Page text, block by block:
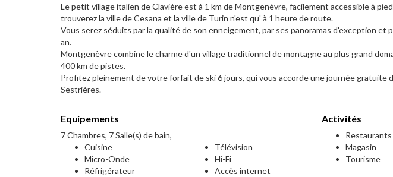
Le petit village italien de Clavière est à 1 km de Montgenèvre, facilement accessible à
trouverez la ville de Cesana et la ville de Turin n'est qu' à 1 heure de route.
Vous serez séduits par la qualité de son enneigement, par ses panoramas d'exception et
an.
Montgenèvre combine le charme d'un village traditionnel de montagne au plus grand
400 km de pistes.
​​Profitez pleinement de votre forfait de ski 6 jours, qui vous accorde une journée gratuite
Sestrières.
Equipements
7 Chambres, 7 Salle(s) de bain,
Cuisine
Micro-Onde
Réfrigérateur
Télévision
Hi-Fi
Accès internet
Activités
Restaurants
Magasin
Tourisme